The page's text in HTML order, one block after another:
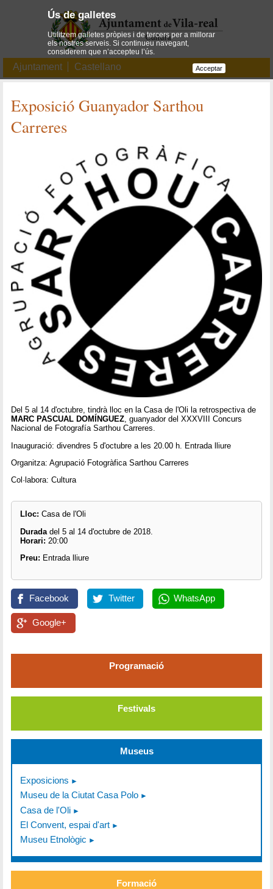
Ajuntament Castellano
Exposició Guanyador Sarthou
Carreres
Del 5 al 14 d'octubre, tindrà lloc en la Casa de l'Oli la retrospectiva de
MARC PASCUAL DOMÍNGUEZ, guanyador del XXXVIII Concurs
Nacional de Fotografía Sarthou Carreres.
Inauguració: divendres 5 d'octubre a les 20.00 h. Entrada lliure
Organitza: Agrupació Fotogràfica Sarthou Carreres
Col·labora: Cultura
Lloc: Casa de l'Oli
Durada del 5 al 14 d'octubre de 2018.
Horari: 20:00
Preu: Entrada lliure
Facebook Twitter WhatsApp
Google+
Programació
Festivals
Museus
Exposicions
Museu de la Ciutat Casa Polo
Casa de l'Oli
El Convent, espai d'art
Museu Etnològic
Formació
Ús de galletes
Utilitzem galletes pròpies i de tercers per a millorar
els nostres serveis. Si continueu navegant,
considerem que n’accepteu l’ús.
Acceptar